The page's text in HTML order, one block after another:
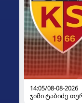
14:05/08-08-2026
ჯიმი ტაბიძე